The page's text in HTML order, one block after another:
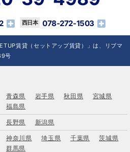
078-272-1503
賃貸（セットアップ賃貸）」は、リブマ
号
青森県 岩手県 秋田県
宮城県
福島県
長野県 新潟県
神奈川県 埼玉県 千葉県
茨城県
群馬県